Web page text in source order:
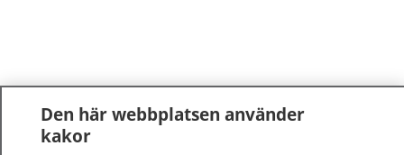
Den här webbplatsen använder
kakor